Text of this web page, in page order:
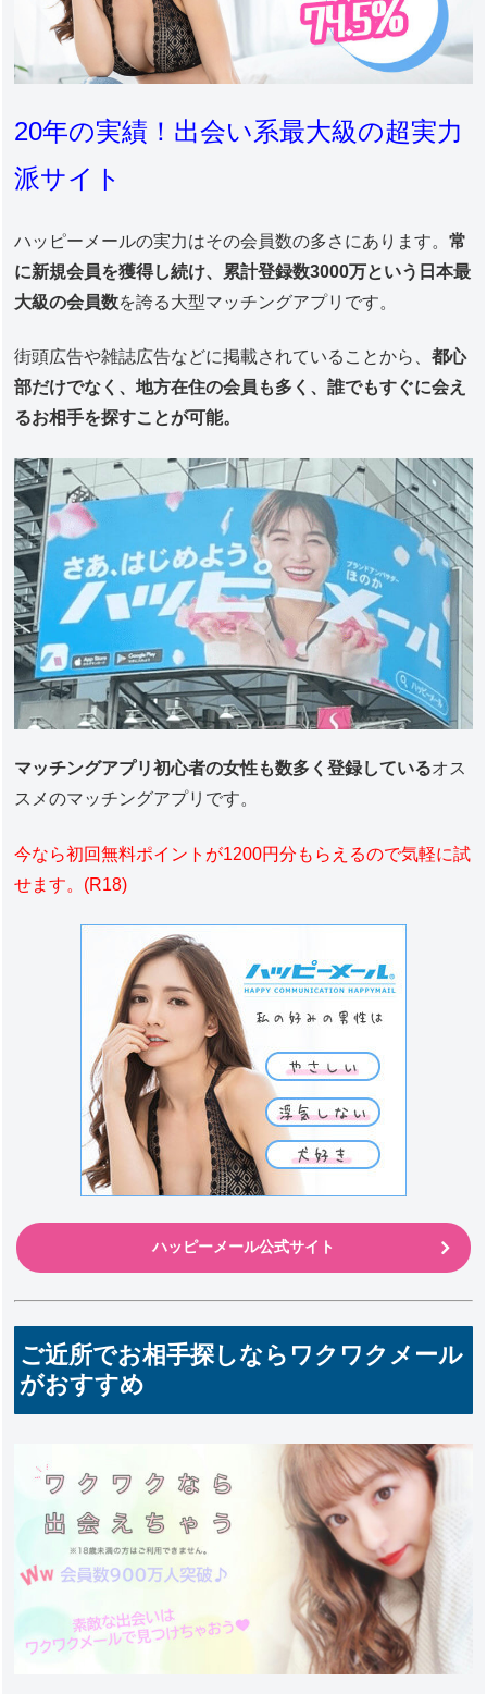
20年の実績！出会い系最大級の超実力
派サイト
ハッピーメールの実力はその会員数の多さにあります。常
に新規会員を獲得し続け、累計登録数3000万という日本最
大級の会員数を誇る大型マッチングアプリです。
街頭広告や雑誌広告などに掲載されていることから、都心
部だけでなく、地方在住の会員も多く、誰でもすぐに会え
るお相手を探すことが可能。
マッチングアプリ初心者の女性も数多く登録しているオス
スメのマッチングアプリです。
今なら初回無料ポイントが1200円分もらえるので気軽に試
せます。(R18)
ハッピーメール公式サイト
ご近所でお相手探しならワクワクメール
がおすすめ